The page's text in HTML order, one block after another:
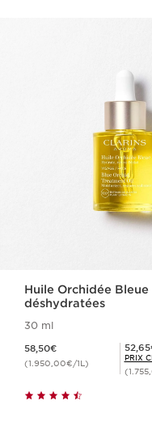
Huile Orchidée Bleue
déshydratées
30 ml
58,50€
(1.950,00€/1L)
Prix Club Clarins
PRIX